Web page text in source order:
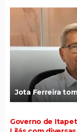
Jota Ferreira
Governo de